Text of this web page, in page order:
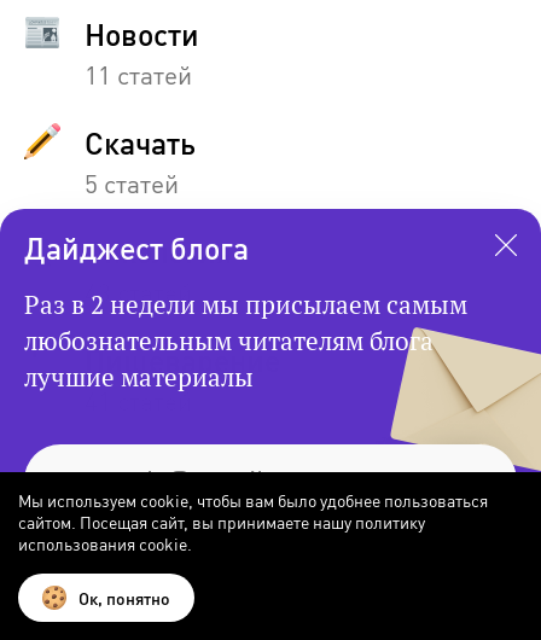
Дайджест блога
Раз в 2 недели мы присылаем самым
любознательным читателям блога
лучшие материалы
Новости
11 статей
Скачать
5 статей
Онкология
43 статей
Пищеварение
41 статей
© 2026 Атлас Блог
Сотрудничество
Мы используем cookie, чтобы вам было удобнее пользоваться
сайтом. Посещая сайт, вы принимаете нашу политику
использования cookie.
Ок, понятно